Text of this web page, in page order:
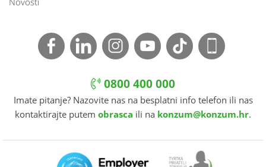
0800 400 000
Imate pitanje? Nazovite nas na besplatni info telefon ili nas
kontaktirajte putem obrasca ili na konzum@konzum.hr.